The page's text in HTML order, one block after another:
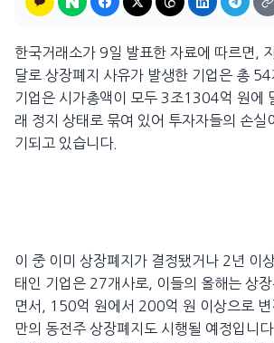
한국거래소가 9일 발표한 자료에 따르면,
달로 상장폐지 사유가 발생한 기업은 총
기업은 시가총액이 모두 3조1304억 원에
래 정지 상태로 묶여 있어 투자자들의 손실
기되고 있습니다.
이 중 이미 상장폐지가 결정됐거나 2년 이
태인 기업은 27개사로, 이들의 올해는 상장
면서, 150억 원에서 200억 원 이상으로
만의 동전주 상장폐지도 시행될 예정입니